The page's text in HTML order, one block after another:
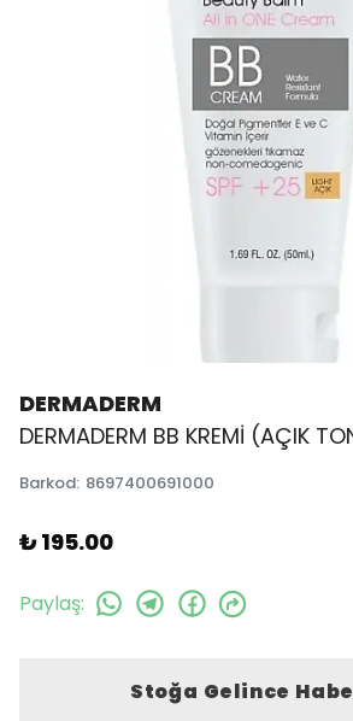
DERMADERM
DERMADERM BB KREMİ (AÇIK
Barkod: 8697400691000
₺ 195.00
Paylaş:
Stoğa Gelince